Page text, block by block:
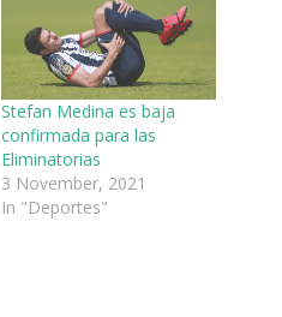
Stefan Medina es baja
confirmada para las
Eliminatorias
3 November, 2021
In "Deportes"